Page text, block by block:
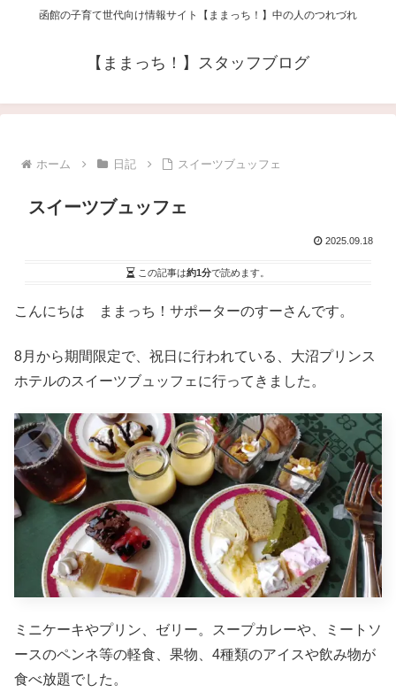
函館の子育て世代向け情報サイト【ままっち！】中の人のつれづれ
【ままっち！】スタッフブログ
ホーム 日記 スイーツブュッフェ
スイーツブュッフェ
2025.09.18
この記事は約1分で読めます。
こんにちは ままっち！サポーターのすーさんです。
8月から期間限定で、祝日に行われている、大沼プリンス
ホテルのスイーツブュッフェに行ってきました。
ミニケーキやプリン、ゼリー。スープカレーや、ミートソ
ースのペンネ等の軽食、果物、4種類のアイスや飲み物が
食べ放題でした。